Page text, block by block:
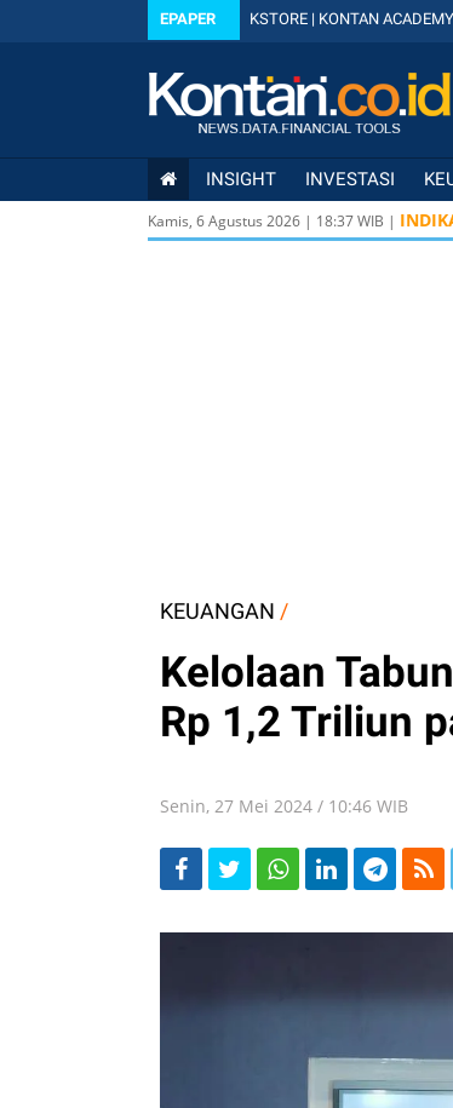
EPAPER KSTORE | KONTAN ACADEMY
INSIGHT INVESTASI
Kamis, 6 Agustus 2026 | 18:37WIB |
KEUANGAN /
Kelolaan
Rp 1,2 Triliun
Senin, 27 Mei 2024 / 10:46 WIB